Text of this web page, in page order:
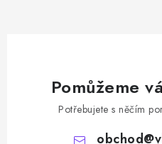
Pomůžeme
Potřebujete s něčím
obchod@